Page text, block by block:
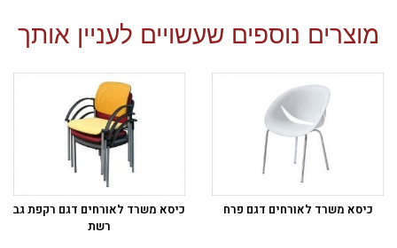
מוצרים נוספים שעשויים לעניין אותך
כיסא משרד לאורחים דגם פרח
כיסא משרד לאורחים דגם רקפת גב
רשת